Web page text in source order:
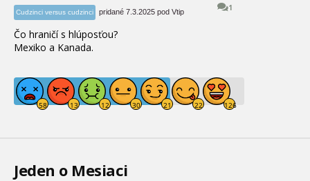
1
Cudzinci versus cudzinci pridané 7.3.2025 pod Vtip
Čo hraničí s hlúposťou?
Mexiko a Kanada.
Jeden o Mesiaci